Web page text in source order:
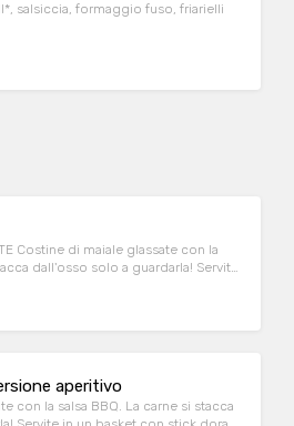
salsiccia, formaggio fuso, friarielli
Costine di maiale glassate con la
dall'osso solo a guardarla! Servite
aperitivo
con la salsa BBQ. La carne si stacca